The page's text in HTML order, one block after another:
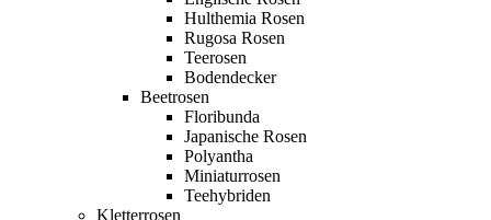
Hulthemia Rosen
Rugosa Rosen
Teerosen
Bodendecker
Beetrosen
Floribunda
Japanische Rosen
Polyantha
Miniaturrosen
Teehybriden
Kletterrosen